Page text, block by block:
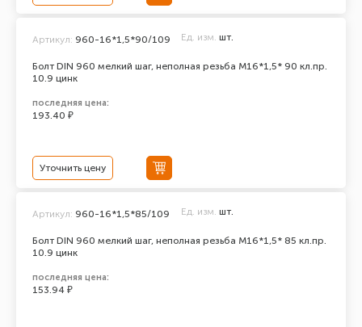
Болт DIN 960 мелкий шаг, неполная резьба M16*1,5* 90 кл.пр.
10.9 цинк
Артикул: 960-16*1,5*90/109 Ед. изм. шт.
последняя цена:
193.40 ₽
Уточнить цену
Болт DIN 960 мелкий шаг, неполная резьба M16*1,5* 85 кл.пр.
10.9 цинк
Артикул: 960-16*1,5*85/109 Ед. изм. шт.
последняя цена:
153.94 ₽